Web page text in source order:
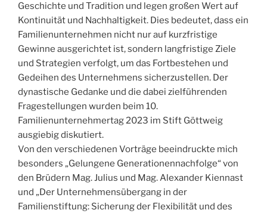
Geschichte und Tradition und legen großen Wert auf
Kontinuität und Nachhaltigkeit. Dies bedeutet, dass ein
Familienunternehmen nicht nur auf kurzfristige
Gewinne ausgerichtet ist, sondern langfristige Ziele
und Strategien verfolgt, um das Fortbestehen und
Gedeihen des Unternehmens sicherzustellen. Der
dynastische Gedanke und die dabei zielführenden
Fragestellungen wurden beim 10.
Familienunternehmertag 2023 im Stift Göttweig
ausgiebig diskutiert.
Von den verschiedenen Vorträge beeindruckte mich
besonders „Gelungene Generationennachfolge“ von
den Brüdern Mag. Julius und Mag. Alexander Kiennast
und „Der Unternehmensübergang in der
Familienstiftung: Sicherung der Flexibilität und des